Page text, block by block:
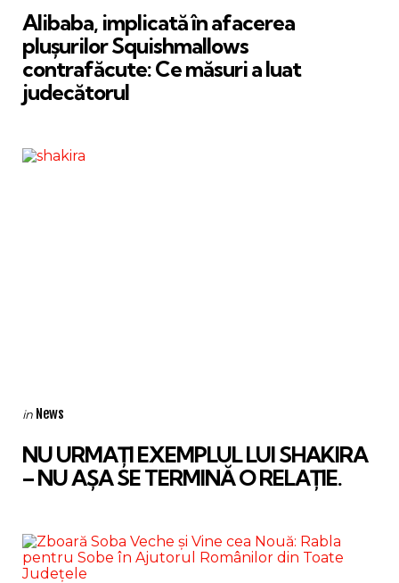
Alibaba, implicată în afacerea
plușurilor Squishmallows
contrafăcute: Ce măsuri a luat
judecătorul
Categories
Posted
in News
NU URMAȚI EXEMPLUL LUI SHAKIRA
– NU AȘA SE TERMINĂ O RELAȚIE.